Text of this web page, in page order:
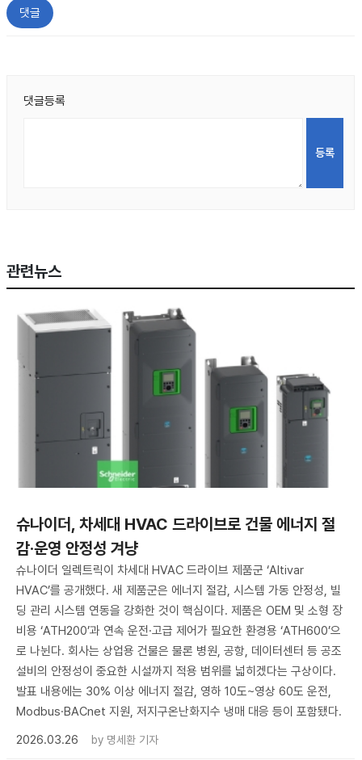
댓글
댓글등록
관련뉴스
슈나이더, 차세대 HVAC 드라이브로 건물 에너지 절
감·운영 안정성 겨냥
슈나이더 일렉트릭이 차세대 HVAC 드라이브 제품군 ‘Altivar
HVAC’를 공개했다. 새 제품군은 에너지 절감, 시스템 가동 안정성, 빌
딩 관리 시스템 연동을 강화한 것이 핵심이다. 제품은 OEM 및 소형 장
비용 ‘ATH200’과 연속 운전·고급 제어가 필요한 환경용 ‘ATH600’으
로 나뉜다. 회사는 상업용 건물은 물론 병원, 공항, 데이터센터 등 공조
설비의 안정성이 중요한 시설까지 적용 범위를 넓히겠다는 구상이다.
발표 내용에는 30% 이상 에너지 절감, 영하 10도~영상 60도 운전,
Modbus·BACnet 지원, 저지구온난화지수 냉매 대응 등이 포함됐다.
2026.03.26
by 명세환 기자